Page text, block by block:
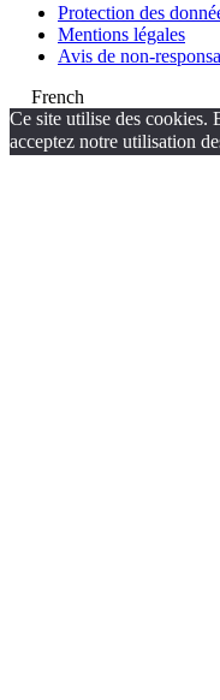
Protection des
Mentions légales
Avis de non-
French
Ce site utilise des cookies.
acceptez notre utilisation